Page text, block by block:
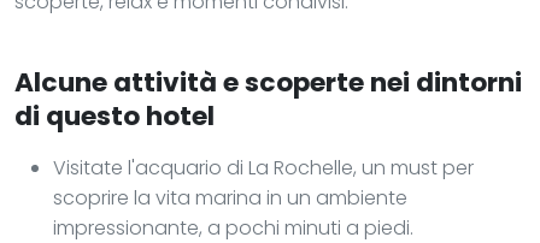
Alcune attività e scoperte nei dintorni
di questo hotel
Visitate l'acquario di La Rochelle, un must per
scoprire la vita marina in un ambiente
impressionante, a pochi minuti a piedi.